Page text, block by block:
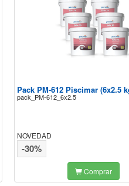
Pack PM-612 Piscimar (6x2.5
pack_PM-612_6x2.5
NOVEDAD
-30%
Comprar